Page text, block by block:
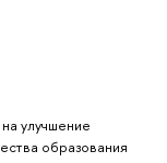
улучшение
образования